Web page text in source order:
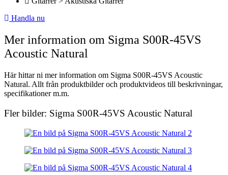
Handla nu
Mer information om Sigma S00R-45VS
Acoustic Natural
Här hittar ni mer information om Sigma S00R-45VS Acoustic
Natural. Allt från produktbilder och produktvideos till beskrivningar,
specifikationer m.m.
Fler bilder: Sigma S00R-45VS Acoustic Natural